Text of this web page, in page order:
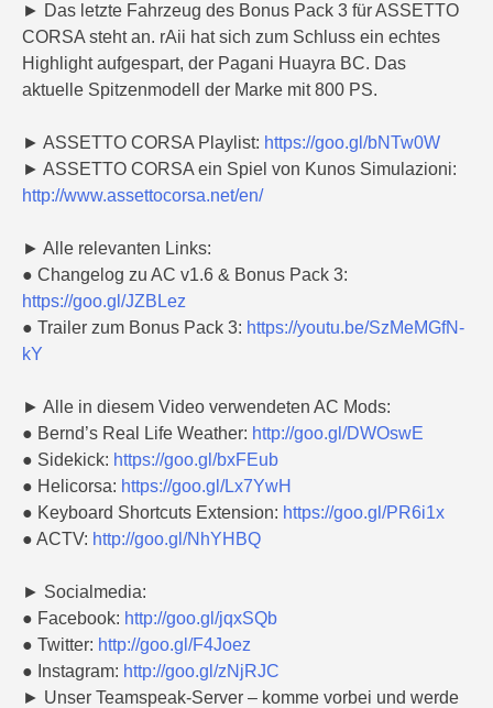
► Das letzte Fahrzeug des Bonus Pack 3 für ASSETTO
CORSA steht an. rAii hat sich zum Schluss ein echtes
Highlight aufgespart, der Pagani Huayra BC. Das
aktuelle Spitzenmodell der Marke mit 800 PS.
► ASSETTO CORSA Playlist: https://goo.gl/bNTw0W
► ASSETTO CORSA ein Spiel von Kunos Simulazioni:
http://www.assettocorsa.net/en/
► Alle relevanten Links:
● Changelog zu AC v1.6 & Bonus Pack 3:
https://goo.gl/JZBLez
● Trailer zum Bonus Pack 3: https://youtu.be/SzMeMGfN-
kY
► Alle in diesem Video verwendeten AC Mods:
● Bernd’s Real Life Weather: http://goo.gl/DWOswE
● Sidekick: https://goo.gl/bxFEub
● Helicorsa: https://goo.gl/Lx7YwH
● Keyboard Shortcuts Extension: https://goo.gl/PR6i1x
● ACTV: http://goo.gl/NhYHBQ
► Socialmedia:
● Facebook: http://goo.gl/jqxSQb
● Twitter: http://goo.gl/F4Joez
● Instagram: http://goo.gl/zNjRJC
► Unser Teamspeak-Server – komme vorbei und werde